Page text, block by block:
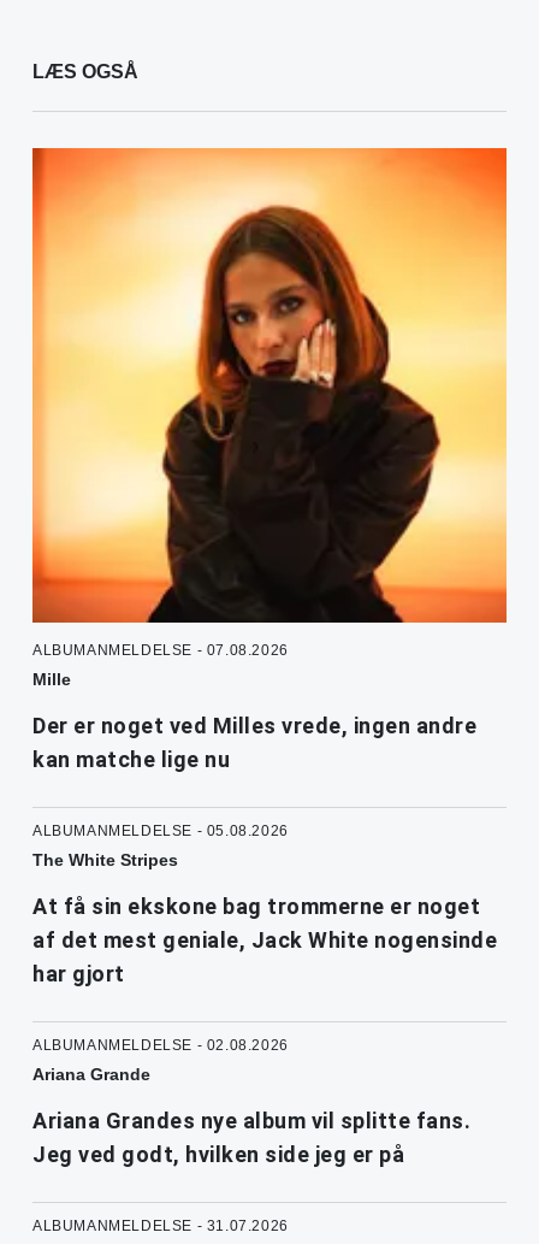
LÆS OGSÅ
ALBUMANMELDELSE - 07.08.2026
Mille
Der er noget ved Milles vrede, ingen andre
kan matche lige nu
ALBUMANMELDELSE - 05.08.2026
The White Stripes
At få sin ekskone bag trommerne er noget
af det mest geniale, Jack White nogensinde
har gjort
ALBUMANMELDELSE - 02.08.2026
Ariana Grande
Ariana Grandes nye album vil splitte fans.
Jeg ved godt, hvilken side jeg er på
ALBUMANMELDELSE - 31.07.2026